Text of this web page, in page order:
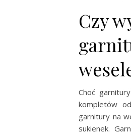
Czy
Choć
kompletów
garnitury na
sukienek.